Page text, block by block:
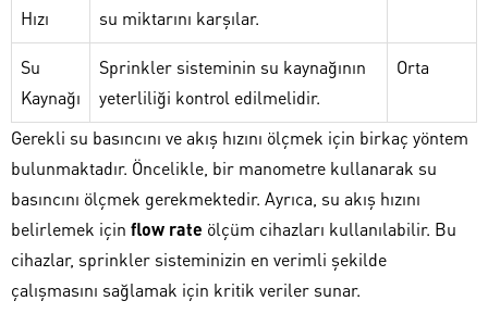
Hızı
su miktarını karşılar.
Su
Kaynağı
Sprinkler sisteminin su kaynağının
yeterliliği kontrol edilmelidir.
Orta
Gerekli su basıncını ve akış hızını ölçmek için birkaç yöntem
bulunmaktadır. Öncelikle, bir manometre kullanarak su
basıncını ölçmek gerekmektedir. Ayrıca, su akış hızını
belirlemek için flow rate ölçüm cihazları kullanılabilir. Bu
cihazlar, sprinkler sisteminizin en verimli şekilde
çalışmasını sağlamak için kritik veriler sunar.